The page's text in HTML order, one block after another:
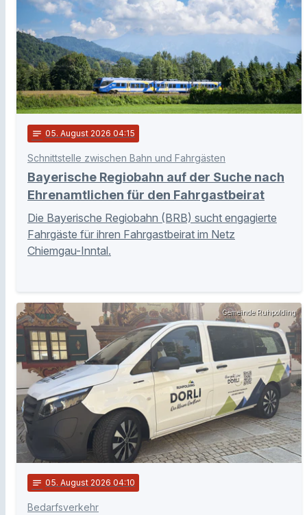
notes 05. August 2026 04:15
Schnittstelle zwischen Bahn und Fahrgästen
Bayerische Regiobahn auf der Suche nach
Ehrenamtlichen für den Fahrgastbeirat
Die Bayerische Regiobahn (BRB) sucht engagierte
Fahrgäste für ihren Fahrgastbeirat im Netz
Chiemgau-Inntal.
Gemeinde Ruhpolding
notes 05. August 2026 04:10
Bedarfsverkehr